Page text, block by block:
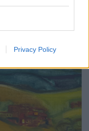
Privacy Policy